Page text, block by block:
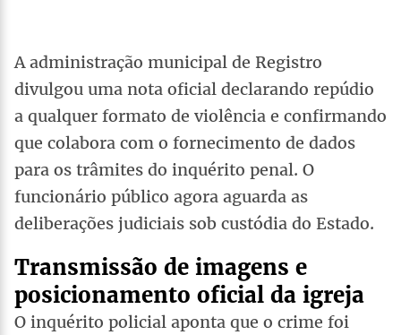
A administração municipal de Registro
divulgou uma nota oficial declarando repúdio
a qualquer formato de violência e confirmando
que colabora com o fornecimento de dados
para os trâmites do inquérito penal. O
funcionário público agora aguarda as
deliberações judiciais sob custódia do Estado.
Transmissão de imagens e
posicionamento oficial da igreja
O inquérito policial aponta que o crime foi